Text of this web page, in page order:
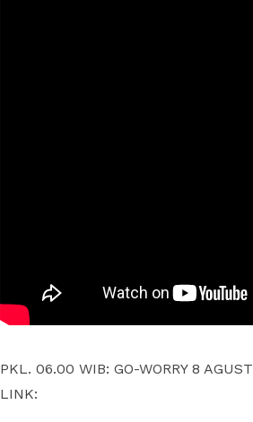
PKL. 06.00 WIB: GO-WORRY 8
LINK: